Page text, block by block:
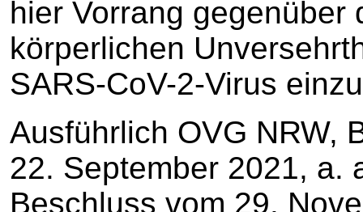
hier Vorrang gegenüber
körperlichen
SARS-CoV-2-Virus
Ausführlich OVG NRW,
22. September 2021, a.
Beschluss vom 29.